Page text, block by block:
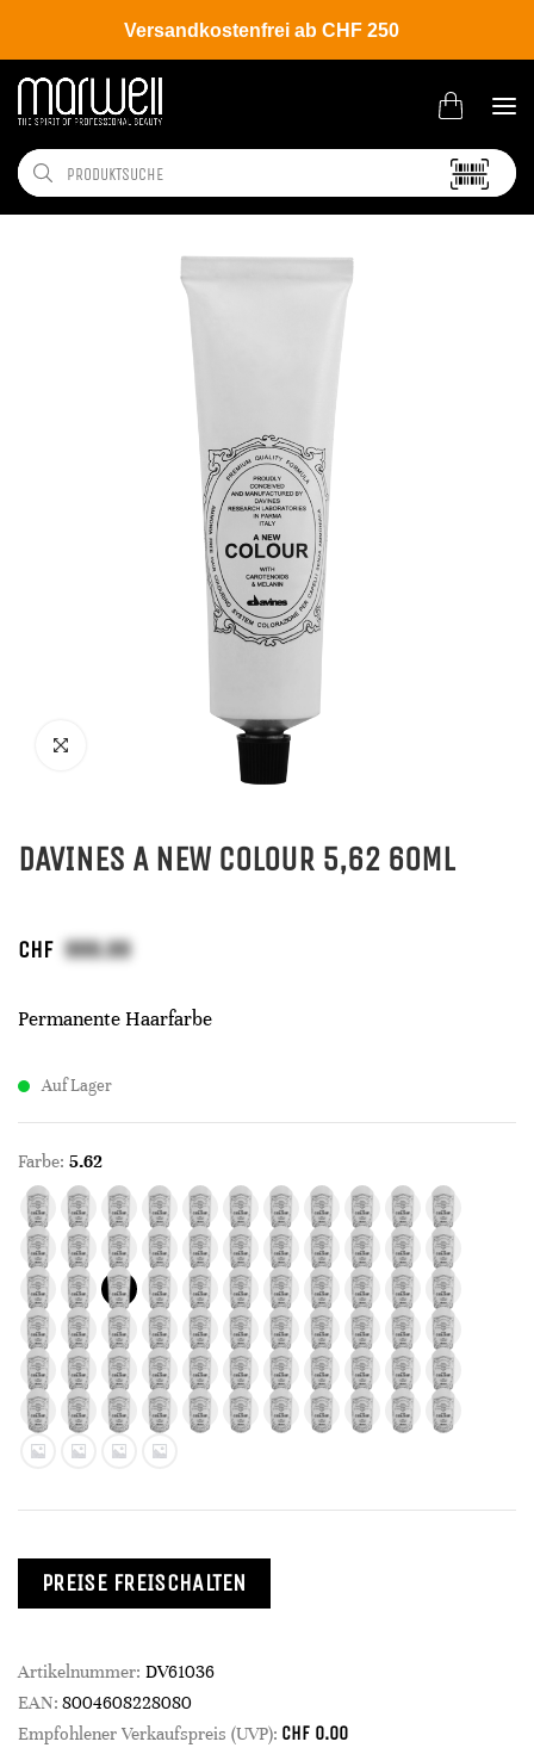
Versandkostenfrei ab CHF 250
Shop Brands Davines Colour
DAVINES A NEW COLOUR 5,62 60ML
CHF
Permanente Haarfarbe
Auf Lager
Farbe: 5.62
PREISE FREISCHALTEN
Artikelnummer: DV61036
EAN: 8004608228080
Empfohlener Verkaufspreis (UVP): CHF 0.00